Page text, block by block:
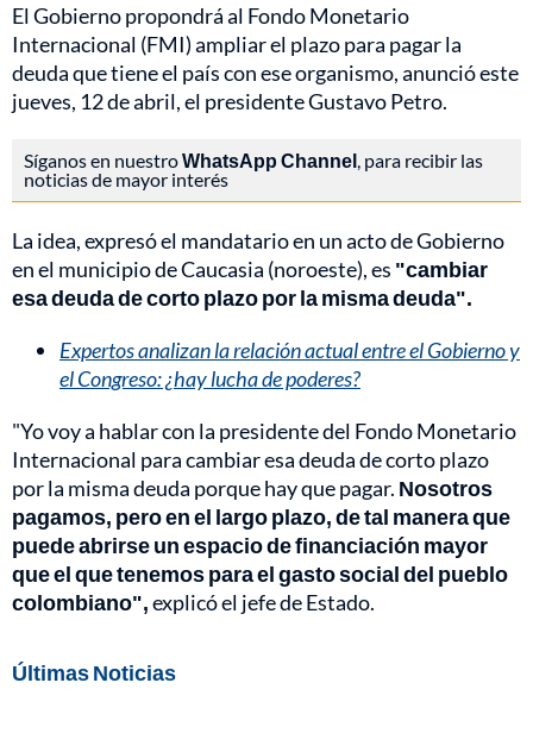
El Gobierno propondrá al Fondo Monetario
Internacional (FMI) ampliar el plazo para pagar la
deuda que tiene el país con ese organismo, anunció este
jueves, 12 de abril, el presidente Gustavo Petro.
Síganos en nuestroWhatsApp Channel , para recibir las
noticias de mayor interés
La idea, expresó el mandatario en un acto de Gobierno
en el municipio de Caucasia (noroeste), es "cambiar
esa deuda de corto plazo por la misma deuda".
Expertos analizan la relación actual entre el Gobierno y
el Congreso: ¿hay lucha de poderes?
"Yo voy a hablar con la presidente del Fondo Monetario
Internacional para cambiar esa deuda de corto plazo
por la misma deuda porque hay que pagar. Nosotros
pagamos, pero en el largo plazo, de tal manera que
puede abrirse un espacio de financiación mayor
que el que tenemos para el gasto social del pueblo
colombiano",explicó el jefe de Estado.
Últimas Noticias